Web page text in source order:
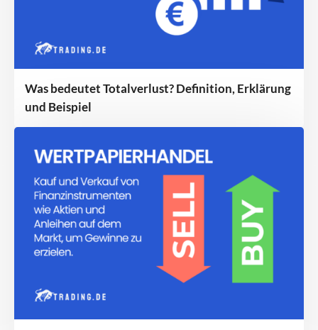
Was bedeutet Totalverlust? Definition, Erklärung
und Beispiel